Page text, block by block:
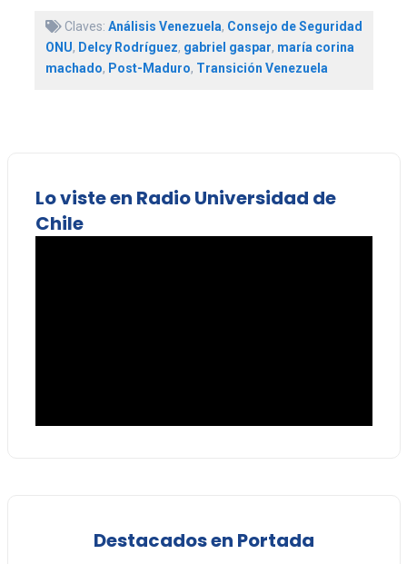
Claves: Análisis Venezuela, Consejo de Seguridad
ONU, Delcy Rodríguez, gabriel gaspar, maría corina
machado, Post-Maduro, Transición Venezuela
Lo viste en Radio Universidad de
Chile
Destacados en Portada